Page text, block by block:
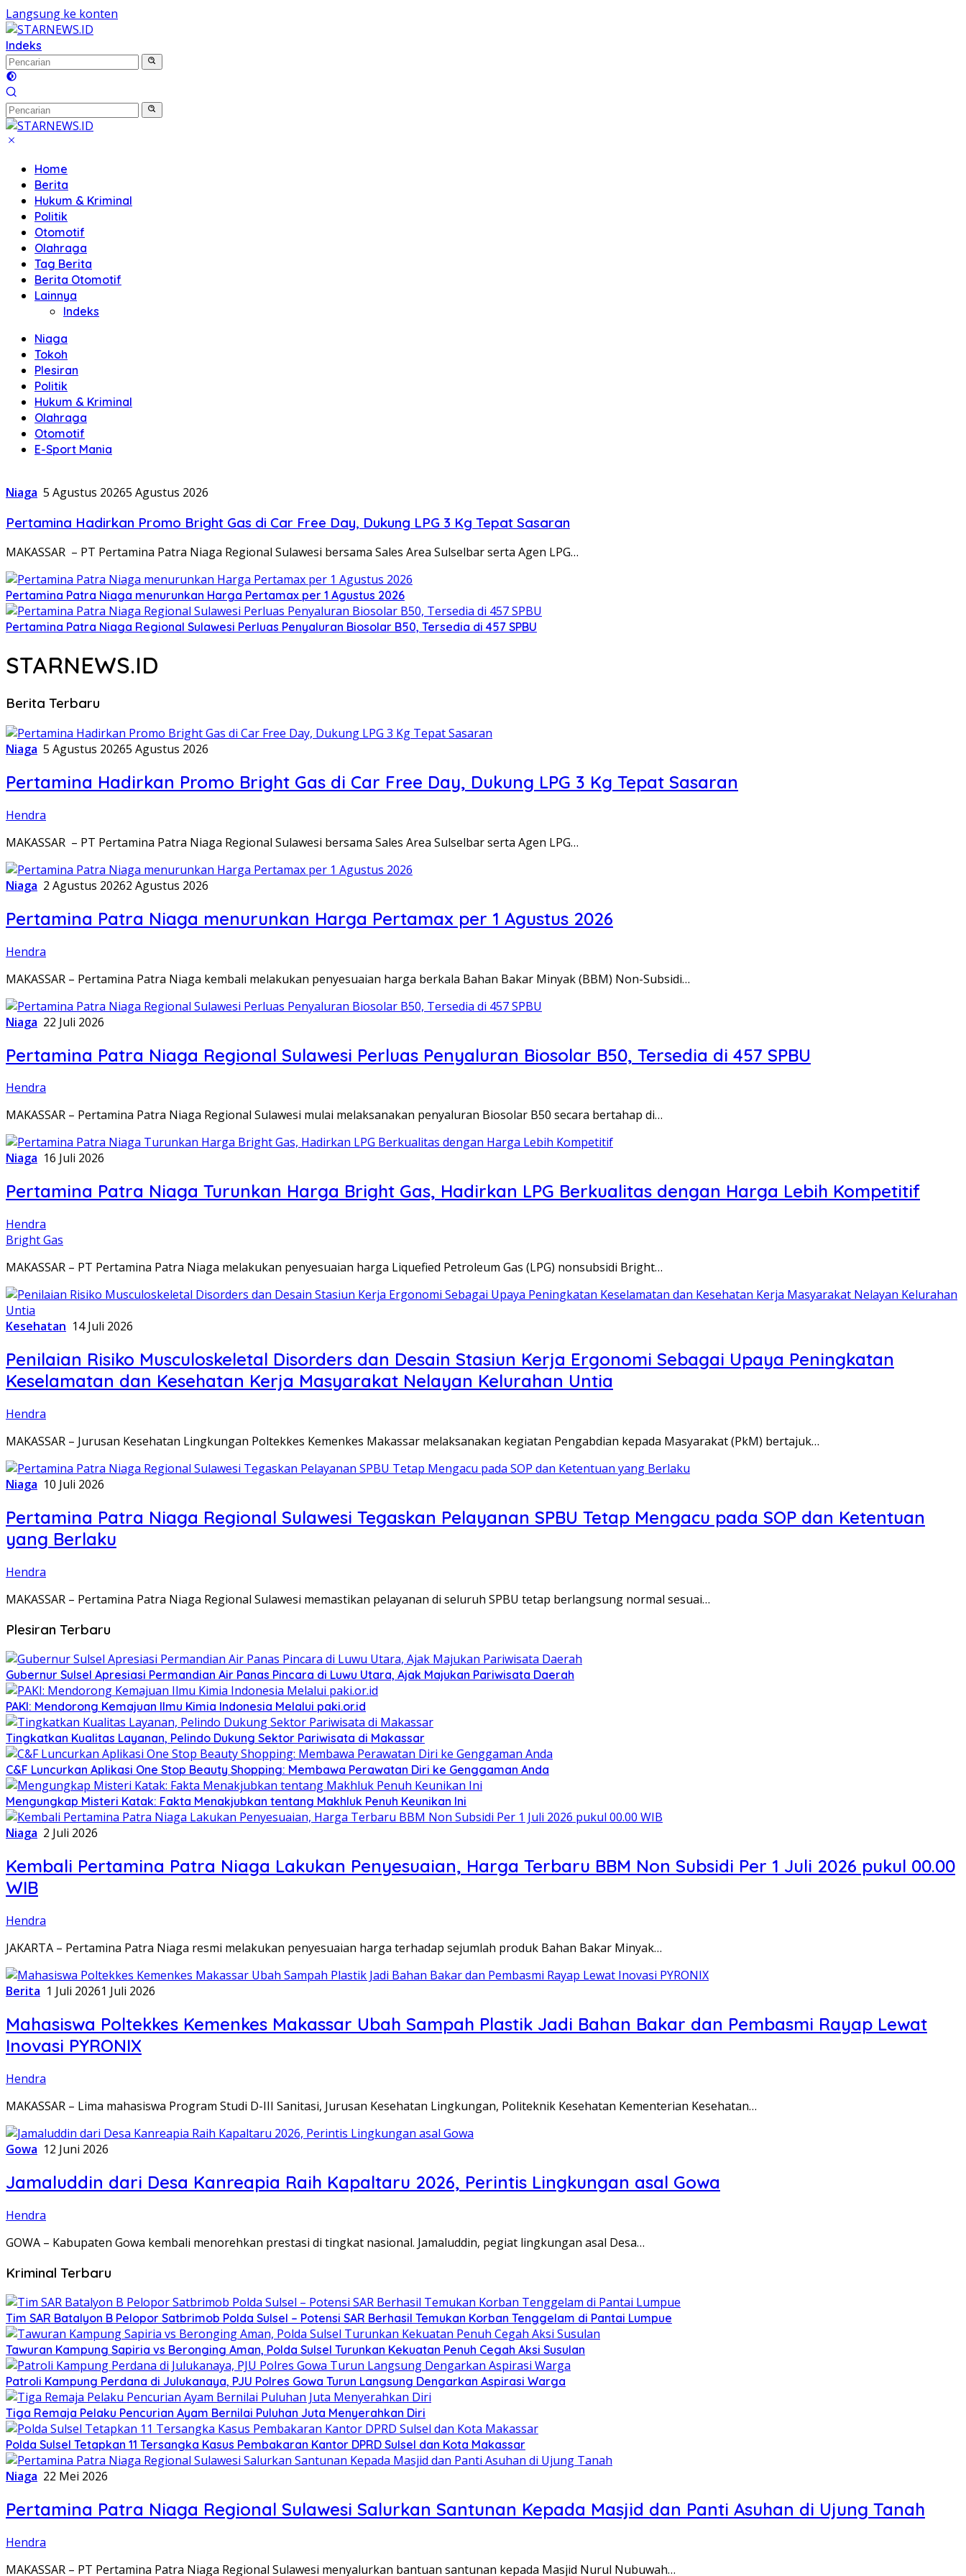
Langsung ke konten
Indeks
Home
Berita
Hukum & Kriminal
Politik
Otomotif
Olahraga
Tag Berita
Berita Otomotif
Lainnya
Indeks
Niaga
Tokoh
Plesiran
Politik
Hukum & Kriminal
Olahraga
Otomotif
E-Sport Mania
Niaga 5 Agustus 20265 Agustus 2026
Pertamina Hadirkan Promo Bright Gas di Car Free Day, Dukung LPG 3 Kg Tepat Sasaran
MAKASSAR – PT Pertamina Patra Niaga Regional Sulawesi bersama Sales Area Sulselbar serta Agen LPG…
Pertamina Patra Niaga menurunkan Harga Pertamax per 1 Agustus 2026
Pertamina Patra Niaga Regional Sulawesi Perluas Penyaluran Biosolar B50, Tersedia di 457 SPBU
STARNEWS.ID
Berita Terbaru
Niaga 5 Agustus 20265 Agustus 2026
Pertamina Hadirkan Promo Bright Gas di Car Free Day, Dukung LPG 3 Kg Tepat Sasaran
Hendra
MAKASSAR – PT Pertamina Patra Niaga Regional Sulawesi bersama Sales Area Sulselbar serta Agen LPG…
Niaga 2 Agustus 20262 Agustus 2026
Pertamina Patra Niaga menurunkan Harga Pertamax per 1 Agustus 2026
Hendra
MAKASSAR – Pertamina Patra Niaga kembali melakukan penyesuaian harga berkala Bahan Bakar Minyak (BBM) Non-Subsidi…
Niaga 22 Juli 2026
Pertamina Patra Niaga Regional Sulawesi Perluas Penyaluran Biosolar B50, Tersedia di 457 SPBU
Hendra
MAKASSAR – Pertamina Patra Niaga Regional Sulawesi mulai melaksanakan penyaluran Biosolar B50 secara bertahap di…
Niaga 16 Juli 2026
Pertamina Patra Niaga Turunkan Harga Bright Gas, Hadirkan LPG Berkualitas dengan Harga Lebih Kompetitif
Hendra
Bright Gas
MAKASSAR – PT Pertamina Patra Niaga melakukan penyesuaian harga Liquefied Petroleum Gas (LPG) nonsubsidi Bright…
Kesehatan 14 Juli 2026
Penilaian Risiko Musculoskeletal Disorders dan Desain Stasiun Kerja Ergonomi Sebagai Upaya Peningkatan
Keselamatan dan Kesehatan Kerja Masyarakat Nelayan Kelurahan Untia
Hendra
MAKASSAR – Jurusan Kesehatan Lingkungan Poltekkes Kemenkes Makassar melaksanakan kegiatan Pengabdian kepada Masyarakat (PkM) bertajuk…
Niaga 10 Juli 2026
Pertamina Patra Niaga Regional Sulawesi Tegaskan Pelayanan SPBU Tetap Mengacu pada SOP dan Ketentuan
yang Berlaku
Hendra
MAKASSAR – Pertamina Patra Niaga Regional Sulawesi memastikan pelayanan di seluruh SPBU tetap berlangsung normal sesuai…
Plesiran Terbaru
Gubernur Sulsel Apresiasi Permandian Air Panas Pincara di Luwu Utara, Ajak Majukan Pariwisata Daerah
PAKI: Mendorong Kemajuan Ilmu Kimia Indonesia Melalui paki.or.id
Tingkatkan Kualitas Layanan, Pelindo Dukung Sektor Pariwisata di Makassar
C&F Luncurkan Aplikasi One Stop Beauty Shopping: Membawa Perawatan Diri ke Genggaman Anda
Mengungkap Misteri Katak: Fakta Menakjubkan tentang Makhluk Penuh Keunikan Ini
Niaga 2 Juli 2026
Kembali Pertamina Patra Niaga Lakukan Penyesuaian, Harga Terbaru BBM Non Subsidi Per 1 Juli 2026 pukul 00.00
WIB
Hendra
JAKARTA – Pertamina Patra Niaga resmi melakukan penyesuaian harga terhadap sejumlah produk Bahan Bakar Minyak…
Berita 1 Juli 20261 Juli 2026
Mahasiswa Poltekkes Kemenkes Makassar Ubah Sampah Plastik Jadi Bahan Bakar dan Pembasmi Rayap Lewat
Inovasi PYRONIX
Hendra
MAKASSAR – Lima mahasiswa Program Studi D-III Sanitasi, Jurusan Kesehatan Lingkungan, Politeknik Kesehatan Kementerian Kesehatan…
Gowa 12 Juni 2026
Jamaluddin dari Desa Kanreapia Raih Kapaltaru 2026, Perintis Lingkungan asal Gowa
Hendra
GOWA – Kabupaten Gowa kembali menorehkan prestasi di tingkat nasional. Jamaluddin, pegiat lingkungan asal Desa…
Kriminal Terbaru
Tim SAR Batalyon B Pelopor Satbrimob Polda Sulsel – Potensi SAR Berhasil Temukan Korban Tenggelam di Pantai Lumpue
Tawuran Kampung Sapiria vs Beronging Aman, Polda Sulsel Turunkan Kekuatan Penuh Cegah Aksi Susulan
Patroli Kampung Perdana di Julukanaya, PJU Polres Gowa Turun Langsung Dengarkan Aspirasi Warga
Tiga Remaja Pelaku Pencurian Ayam Bernilai Puluhan Juta Menyerahkan Diri
Polda Sulsel Tetapkan 11 Tersangka Kasus Pembakaran Kantor DPRD Sulsel dan Kota Makassar
Niaga 22 Mei 2026
Pertamina Patra Niaga Regional Sulawesi Salurkan Santunan Kepada Masjid dan Panti Asuhan di Ujung Tanah
Hendra
MAKASSAR – PT Pertamina Patra Niaga Regional Sulawesi menyalurkan bantuan santunan kepada Masjid Nurul Nubuwah…